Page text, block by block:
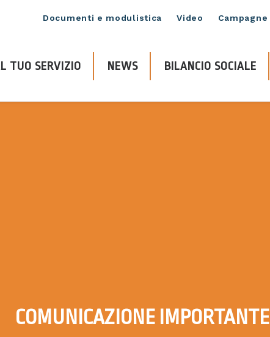
Documenti e modulistica Video Campagne
TUO SERVIZIO NEWS BILANCIO SOCIALE
COMUNICAZIONE IMPORTANTE